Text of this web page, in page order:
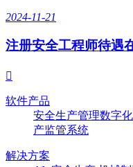
2024-11-21
注册安全工程师待遇

软件产品
安全生产管理数字
产监管系统
解决方案